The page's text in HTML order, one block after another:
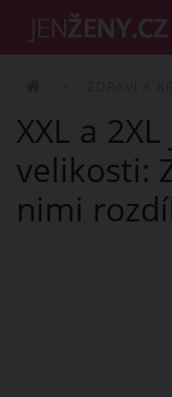
XXL a
velikosti:
nimi